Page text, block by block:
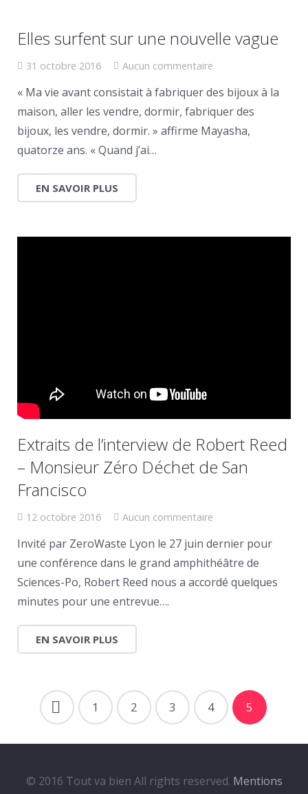
Elles surfent sur une nouvelle vague
31 octobre 2016 Aucun commentaire
« Ma vie avant consistait à fabriquer des bijoux à la
maison, aller les vendre, dormir, fabriquer des
bijoux, les vendre, dormir. » affirme Mayasha,
quatorze ans. « Quand j’ai…
EN SAVOIR PLUS
Extraits de l’interview de Robert Reed
– Monsieur Zéro Déchet de San
Francisco
12 octobre 2016 Aucun commentaire
Invité par ZeroWaste Lyon le 27 juin dernier pour
une conférence dans le grand amphithéâtre de
Sciences-Po, Robert Reed nous a accordé quelques
minutes pour une entrevue….
EN SAVOIR PLUS
1 2 3 4 5
© 2016 Tout va bien All rights reserved. Mentions